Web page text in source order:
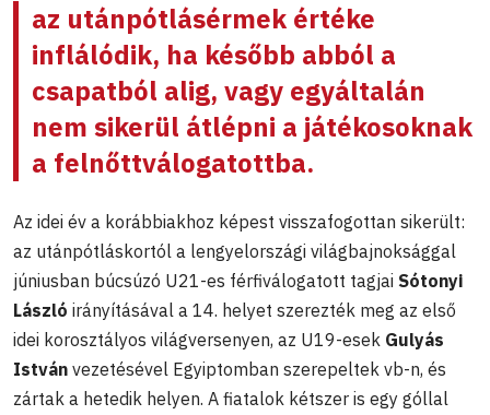
az utánpótlásérmek értéke
inflálódik, ha később abból a
csapatból alig, vagy egyáltalán
nem sikerül átlépni a játékosoknak
a felnőttválogatottba.
Az idei év a korábbiakhoz képest visszafogottan sikerült:
az utánpótláskortól a lengyelországi világbajnoksággal
júniusban búcsúzó U21-es férfiválogatott tagjai Sótonyi
László irányításával a 14. helyet szerezték meg az első
idei korosztályos világversenyen, az U19-esek Gulyás
István vezetésével Egyiptomban szerepeltek vb-n, és
zártak a hetedik helyen. A fiatalok kétszer is egy góllal